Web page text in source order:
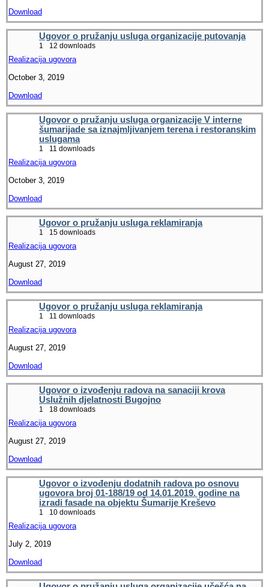
Download
Ugovor o pružanju usluga organizacije putovanja
1 12 downloads
Realizacija ugovora
October 3, 2019
Download
Ugovor o pružanju usluga organizacije V interne
šumarijade sa iznajmljivanjem terena i restoranskim
uslugama
1 11 downloads
Realizacija ugovora
October 3, 2019
Download
Ugovor o pružanju usluga reklamiranja
1 15 downloads
Realizacija ugovora
August 27, 2019
Download
Ugovor o pružanju usluga reklamiranja
1 11 downloads
Realizacija ugovora
August 27, 2019
Download
Ugovor o izvođenju radova na sanaciji krova
Uslužnih djelatnosti Bugojno
1 18 downloads
Realizacija ugovora
August 27, 2019
Download
Ugovor o izvođenju dodatnih radova po osnovu
ugovora broj 01-188/19 od 14.01.2019. godine na
izradi fasade na objektu Šumarije Kreševo
1 10 downloads
Realizacija ugovora
July 2, 2019
Download